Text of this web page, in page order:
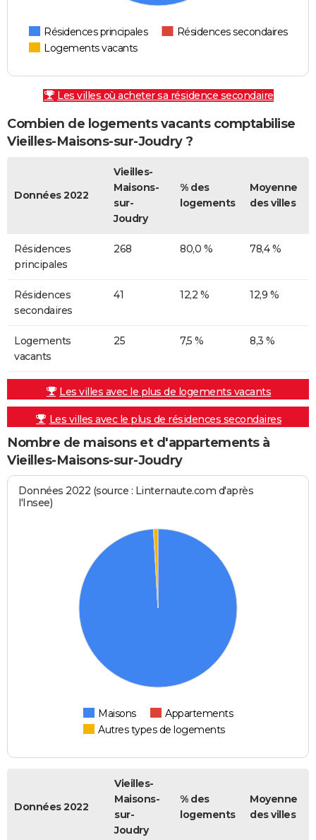
Résidences principales
Résidences secondaires
Logements vacants
Les villes où acheter sa résidence secondaire
Combien de logements vacants comptabilise
Vieilles-Maisons-sur-Joudry ?
Données 2022
Vieilles-
Maisons-
sur-
Joudry
% des
logements
Moyenne
des villes
Résidences
principales
268 80,0 % 78,4 %
Résidences
secondaires
41 12,2 % 12,9 %
Logements
vacants
25 7,5 % 8,3 %
Les villes avec le plus de logements vacants
Les villes avec le plus de résidences secondaires
Nombre de maisons et d'appartements à
Vieilles-Maisons-sur-Joudry
Données 2022 (source : Linternaute.com d'après
l'Insee)
Maisons
Appartements
Autres types de logements
Données 2022
Vieilles-
Maisons-
sur-
Joudry
% des
logements
Moyenne
des villes